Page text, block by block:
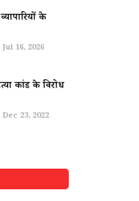
के
Jul 16, 2026
कांड के विरोध
Dec 23, 2022